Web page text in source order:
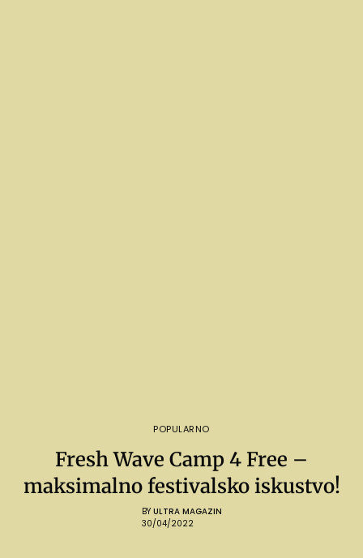
POPULARNO
Fresh Wave Camp 4 Free –
maksimalno festivalsko iskustvo!
BY ULTRA MAGAZIN
30/04/2022